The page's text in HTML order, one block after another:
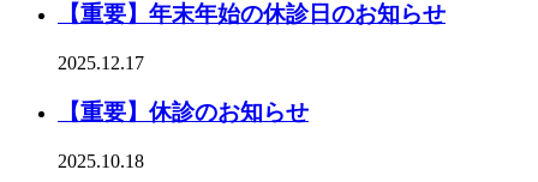
【重要】年末年始の休診日のお知らせ
2025.12.17
【重要】休診のお知らせ
2025.10.18